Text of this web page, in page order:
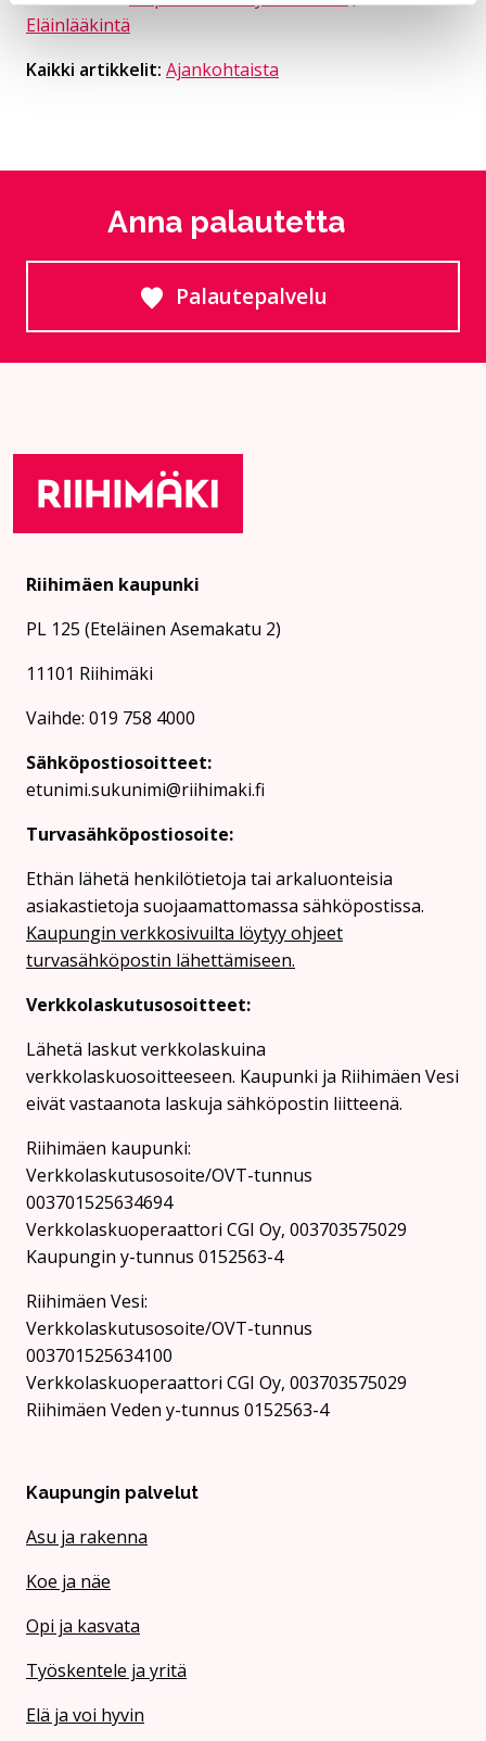
Eläinlääkintä
Kaikki artikkelit: Ajankohtaista
Anna palautetta
Palautepalvelu
Siirtyy ulkoiselle
Riihimäen kaupunki
PL 125 (Eteläinen Asemakatu 2)
11101 Riihimäki
Vaihde: 019 758 4000
Sähköpostiosoitteet:
etunimi.sukunimi@riihimaki.fi
Turvasähköpostiosoite:
Ethän lähetä henkilötietoja tai arkaluonteisia
asiakastietoja suojaamattomassa sähköpostissa.
Kaupungin verkkosivuilta löytyy ohjeet
turvasähköpostin lähettämiseen.
Verkkolaskutusosoitteet:
Lähetä laskut verkkolaskuina
verkkolaskuosoitteeseen. Kaupunki ja Riihimäen Vesi
eivät vastaanota laskuja sähköpostin liitteenä.
Riihimäen kaupunki:
Verkkolaskutusosoite/OVT-tunnus
003701525634694
Verkkolaskuoperaattori CGI Oy, 003703575029
Kaupungin y-tunnus 0152563-4
Rii­hi­mäen Vesi:
Verkkolaskutusosoite/OVT-tunnus
003701525634100
Verkkolaskuoperaattori CGI Oy, 003703575029
Riihimäen Veden y-tunnus 0152563-4
Kaupungin palvelut
Asu ja rakenna
Koe ja näe
Opi ja kasvata
Työskentele ja yritä
Elä ja voi hyvin